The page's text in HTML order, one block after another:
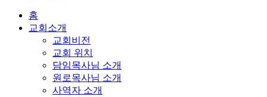
홈
교회소개
교회비전
교회 위치
담임목사님 소개
원로목사님 소개
사역자 소개